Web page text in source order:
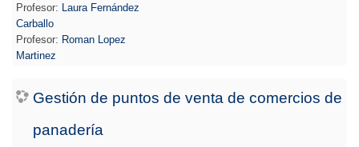
Profesor:
Laura Fernández
Carballo
Profesor: Roman Lopez
Martinez
Gestión de puntos de venta de comercios de
panadería